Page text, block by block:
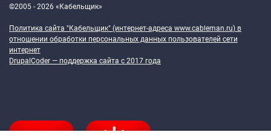
©2005 - 2026 «Кабельщик»
Политика сайта "Кабельщик" (интернет-адреса www.cableman.ru) в
отношении обработки персональных данных пользователей сети
интернет
DrupalCoder — поддержка сайта c 2017 года